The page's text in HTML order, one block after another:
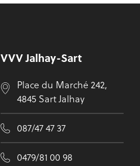
VVV Jalhay-Sart
Place du Marché 242,
4845 Sart Jalhay
087/47 47 37
0479/81 00 98